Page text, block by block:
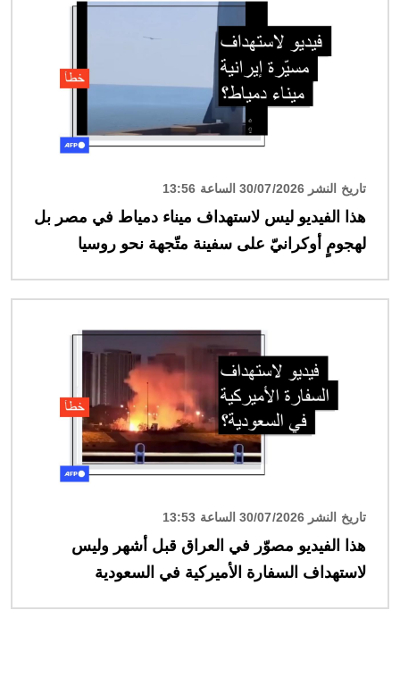
تاريخ النشر 30/07/2026 الساعة 13:56
هذا الفيديو ليس لاستهداف ميناء دمياط في مصر بل
لهجومٍ أوكرانيّ على سفينة متّجهة نحو روسيا
تاريخ النشر 30/07/2026 الساعة 13:53
هذا الفيديو مصوّر في العراق قبل أشهر وليس
لاستهداف السفارة الأميركية في السعودية